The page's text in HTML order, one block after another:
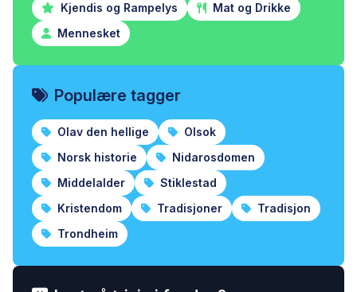
Kjendis og Rampelys
Mat og Drikke
Mennesket
Populære tagger
Olav den hellige
Olsok
Norsk historie
Nidarosdomen
Middelalder
Stiklestad
Kristendom
Tradisjoner
Tradisjon
Trondheim